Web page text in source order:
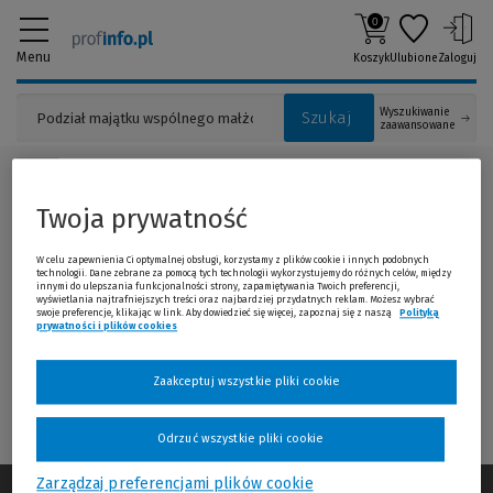
Menu
Szukaj
Wyszukiwanie
zaawansowane
0
KoszykUlubioneZaloguj
Zarzycka Ewelina
Twoja prywatność
W celu zapewnienia Ci optymalnej obsługi, korzystamy z plików cookie i innych podobnych
technologii. Dane zebrane za pomocą tych technologii wykorzystujemy do różnych celów, między
innymi do ulepszania funkcjonalności strony, zapamiętywania Twoich preferencji,
wyświetlania najtrafniejszych treści oraz najbardziej przydatnych reklam. Możesz wybrać
swoje preferencje, klikając w link. Aby dowiedzieć się więcej, zapoznaj się z naszą
Polityką
prywatności i plików cookies
Zarządzaj preferencjami plików cookie
Odrzuć wszystkie pliki cookie
Zaakceptuj wszystkie pliki cookie